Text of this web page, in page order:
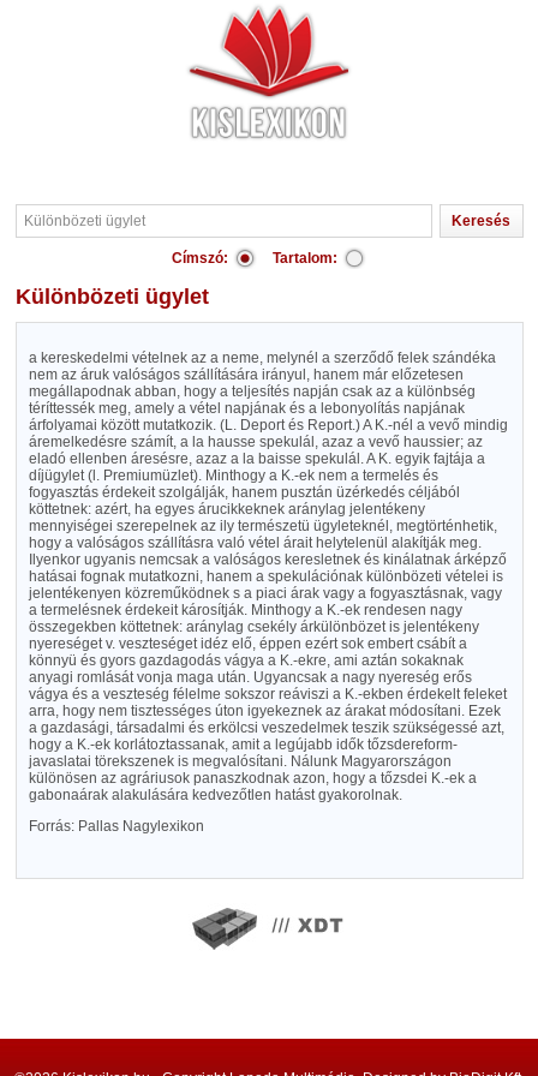
Címszó: Tartalom:
Különbözeti ügylet
a kereskedelmi vételnek az a neme, melynél a szerződő felek szándéka
nem az áruk valóságos szállítására irányul, hanem már előzetesen
megállapodnak abban, hogy a teljesítés napján csak az a különbség
téríttessék meg, amely a vétel napjának és a lebonyolítás napjának
árfolyamai között mutatkozik. (L. Deport és Report.) A K.-nél a vevő mindig
áremelkedésre számít, a la hausse spekulál, azaz a vevő haussier; az
eladó ellenben áresésre, azaz a la baisse spekulál. A K. egyik fajtája a
díjügylet (l. Premiumüzlet). Minthogy a K.-ek nem a termelés és
fogyasztás érdekeit szolgálják, hanem pusztán üzérkedés céljából
köttetnek: azért, ha egyes árucikkeknek aránylag jelentékeny
mennyiségei szerepelnek az ily természetü ügyleteknél, megtörténhetik,
hogy a valóságos szállításra való vétel árait helytelenül alakítják meg.
Ilyenkor ugyanis nemcsak a valóságos keresletnek és kinálatnak árképző
hatásai fognak mutatkozni, hanem a spekulációnak különbözeti vételei is
jelentékenyen közreműködnek s a piaci árak vagy a fogyasztásnak, vagy
a termelésnek érdekeit károsítják. Minthogy a K.-ek rendesen nagy
összegekben köttetnek: aránylag csekély árkülönbözet is jelentékeny
nyereséget v. veszteséget idéz elő, éppen ezért sok embert csábít a
könnyü és gyors gazdagodás vágya a K.-ekre, ami aztán sokaknak
anyagi romlását vonja maga után. Ugyancsak a nagy nyereség erős
vágya és a veszteség félelme sokszor reáviszi a K.-ekben érdekelt feleket
arra, hogy nem tisztességes úton igyekeznek az árakat módosítani. Ezek
a gazdasági, társadalmi és erkölcsi veszedelmek teszik szükségessé azt,
hogy a K.-ek korlátoztassanak, amit a legújabb idők tőzsdereform-
javaslatai törekszenek is megvalósítani. Nálunk Magyarországon
különösen az agráriusok panaszkodnak azon, hogy a tőzsdei K.-ek a
gabonaárak alakulására kedvezőtlen hatást gyakorolnak.
Forrás: Pallas Nagylexikon